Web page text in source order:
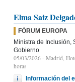
Elma Saiz
FÓRUM EUROPA
Ministra de Inclusión,
Gobierno
05/03/2026 - Madrid,
horas
Información del